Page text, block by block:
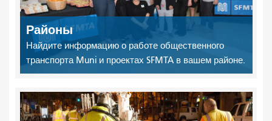
Районы
Найдите информацию о работе общественного
транспорта Muni и проектах SFMTA в вашем районе.